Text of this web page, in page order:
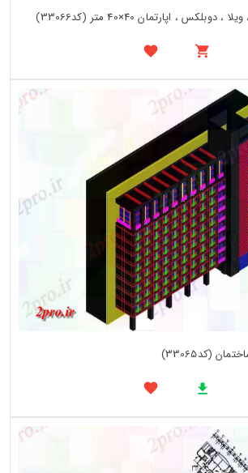
، اپارتمان 40×40 متر (کد33066)
(کد33065)